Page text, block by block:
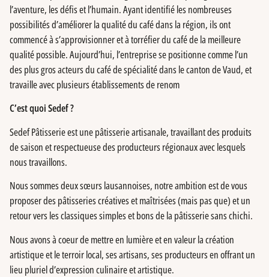
l’aventure, les défis et l’humain. Ayant identifié les nombreuses
possibilités d’améliorer la qualité du café dans la région, ils ont
commencé à s’approvisionner et à torréfier du café de la meilleure
qualité possible. Aujourd’hui, l’entreprise se positionne comme l’un
des plus gros acteurs du café de spécialité dans le canton de Vaud, et
travaille avec plusieurs établissements de renom
C’est quoi Sedef ?
Sedef Pâtisserie est une pâtisserie artisanale, travaillant des produits
de saison et respectueuse des producteurs régionaux avec lesquels
nous travaillons.
Nous sommes deux sœurs lausannoises, notre ambition est de vous
proposer des pâtisseries créatives et maîtrisées (mais pas que) et un
retour vers les classiques simples et bons de la pâtisserie sans chichi.
Nous avons à coeur de mettre en lumière et en valeur la création
artistique et le terroir local, ses artisans, ses producteurs en offrant un
lieu pluriel d’expression culinaire et artistique.